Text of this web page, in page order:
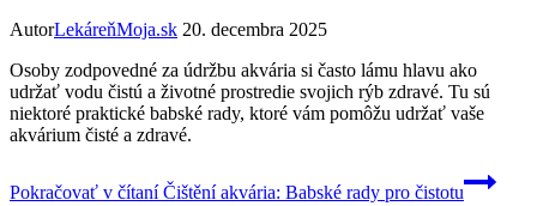
AutorLekáreňMoja.sk 20. decembra 2025
Osoby zodpovedné za údržbu akvária si často lámu hlavu ako
udržať vodu čistú a životné prostredie svojich rýb zdravé. Tu sú
niektoré praktické babské rady, ktoré vám pomôžu udržať vaše
akvárium čisté a zdravé.
Pokračovať v čítaníČištění akvária: Babské rady pro čistotu